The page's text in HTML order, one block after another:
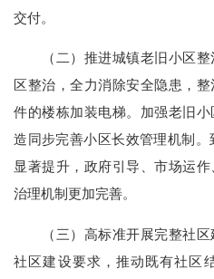
交付。
（二）推进城镇老旧小区整
区整治，全力消除安全隐患，
件的楼栋加装电梯。加强老旧
造同步完善小区长效管理机制
显著提升，政府引导、市场运
治理机制更加完善。
（三）高标准开展完整社区
社区建设要求，推动既有社区